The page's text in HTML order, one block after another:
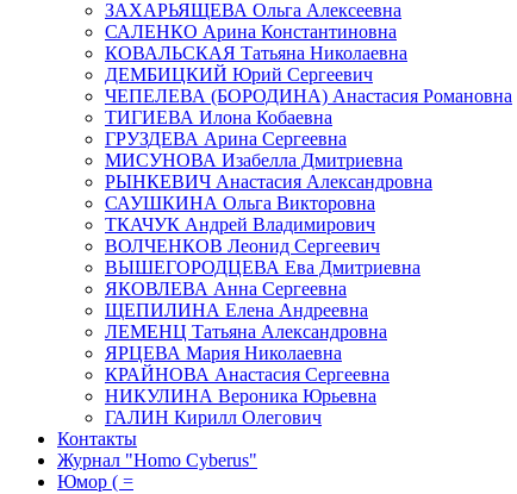
ЗАХАРЬЯЩЕВА Ольга Алексеевна
САЛЕНКО Арина Константиновна
КОВАЛЬСКАЯ Татьяна Николаевна
ДЕМБИЦКИЙ Юрий Сергеевич
ЧЕПЕЛЕВА (БОРОДИНА) Анастасия Романовна
ТИГИЕВА Илона Кобаевна
ГРУЗДЕВА Арина Сергеевна
МИСУНОВА Изабелла Дмитриевна
РЫНКЕВИЧ Анастасия Александровна
САУШКИНА Ольга Викторовна
ТКАЧУК Андрей Владимирович
ВОЛЧЕНКОВ Леонид Сергеевич
ВЫШЕГОРОДЦЕВА Ева Дмитриевна
ЯКОВЛЕВА Анна Сергеевна
ЩЕПИЛИНА Елена Андреевна
ЛЕМЕНЦ Татьяна Александровна
ЯРЦЕВА Мария Николаевна
КРАЙНОВА Анастасия Сергеевна
НИКУЛИНА Вероника Юрьевна
ГАЛИН Кирилл Олегович
Контакты
Журнал "Homo Cyberus"
Юмор ( =